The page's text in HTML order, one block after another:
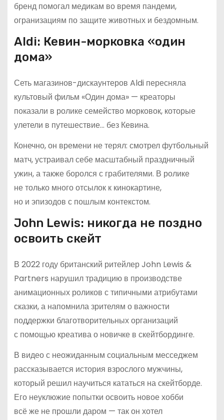
бренд помогал медикам во время пандеми,
огранизациям по защите животных и бездомным.
Aldi: Кевин-морковка «один
дома»
Сеть магазинов-дискаунтеров Aldi пересняла
культовый фильм «Один дома» — креаторы
показали в ролике семейство морковок, которые
улетели в путешествие… без Кевина.
Конечно, он времени не терял: смотрел футбольный
матч, устраивал себе масштабный праздничный
ужин, а также боролся с грабителями. В ролике
не только много отсылок к кинокартине,
но и эпизодов с пошлым контекстом.
John Lewis: никогда не поздно
освоить скейт
В 2022 году британский ритейлер John Lewis &
Partners нарушил традицию в производстве
анимационных роликов с типичными атрибутами
сказки, а напомнила зрителям о важности
поддержки благотворительных организаций
с помощью креатива о новичке в скейтбординге.
В видео с неожиданным социальным месседжем
рассказывается история взрослого мужчины,
который решил научиться кататься на скейтборде.
Его неуклюжие попытки освоить новое хобби
всё же не прошли даром — так он хотел